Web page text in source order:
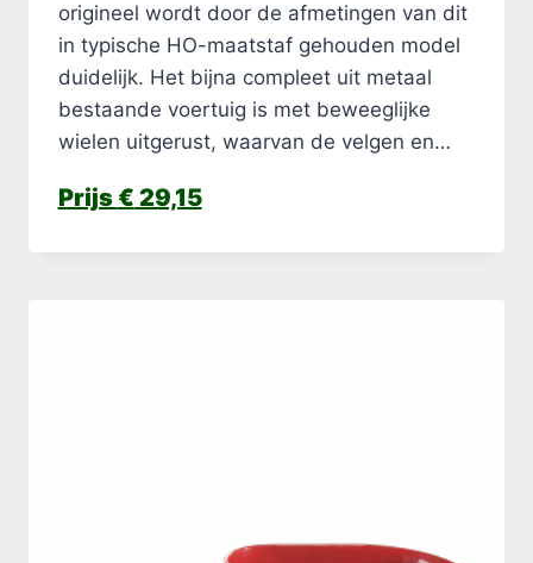
origineel wordt door de afmetingen van dit
in typische HO-maatstaf gehouden model
duidelijk. Het bijna compleet uit metaal
bestaande voertuig is met beweeglijke
wielen uitgerust, waarvan de velgen en…
€ 29,15